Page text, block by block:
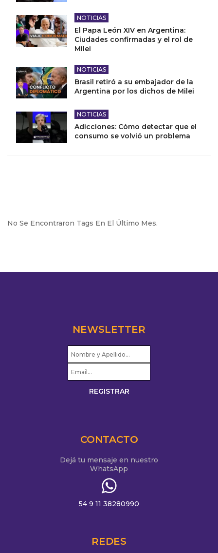
NOTICIAS
El Papa León XIV en Argentina:
Ciudades confirmadas y el rol de
Milei
NOTICIAS
Brasil retiró a su embajador de la
Argentina por los dichos de Milei
NOTICIAS
Adicciones: Cómo detectar que el
consumo se volvió un problema
No Se Encontraron Tags En El Último Mes.
NEWSLETTER
CONTACTO
Dejá tu mensaje en nuestro
WhatsApp
54 9 11 38280990
REDES